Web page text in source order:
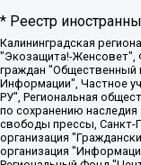
* Реестр
Калининградская региональная общественная организация "Экозащита!-Женсовет", Фонд содействия защите прав и свобод граждан "Общественный вердикт", Фонд "Институт Развития Свободы Информации", Частное учреждение "Информационное агентство МЕМО. РУ", Региональная общественная организация "Общественная комиссия по сохранению наследия академика Сахарова", Фонд поддержки свободы прессы, Санкт-Петербургская общественная правозащитная организация "Гражданский контроль", Межрегиональная общественная организация "Информационно-просветительский центр "Мемориал", Региональный Фонд "Центр Защиты Прав Средств Массовой Информации", с 05.12.2023 Фонд "Центр Защиты Прав Средств массовой информации", Региональная общественная благотворительная организация помощи беженцам и мигрантам "Гражданское содействие", Негосударственное образовательное учреждение дополнительного профессионального образования (повышение квалификации) специалистов "АКАДЕМИЯ ПО ПРАВАМ ЧЕЛОВЕКА", Свердловская региональная общественная организация "Сутяжник", Автономная некоммерческая организация "Центр независимых социологических исследований", Союз общественных объединений "Российский исследовательский центр по правам человека", Региональное общественное учреждение научно-информационный центр "МЕМОРИАЛ", Некоммерческая организация "Фонд защиты гласности", Автономная некоммерческая организация "Институт прав человека", Городская общественная организация "Екатеринбургское общество "МЕМОРИАЛ", Городская общественная организация "Рязанское историко-просветительское и правозащитное общество "Мемориал" (Рязанский Мемориал), Челябинский региональный орган общественной самодеятельности – женское общественное объединение "Женщины Евразии", Челябинский региональный орган общественной самодеятельности "Уральская правозащитная группа", Фонд содействия защите здоровья и социальной справедливости имени Андрея Рылькова, Автономная Некоммерческая Организация "Аналитический Центр Юрия Левады", Автономная некоммерческая организация социальной поддержки населения "Проект Апрель", Региональная общественная организация помощи женщинам и детям, находящимся в кризисной ситуации "Информационно-методический центр "Анна", Фонд содействия развитию массовых коммуникаций и правовому просвещению "Так-так-Так", Фонд содействия устойчивому развитию "Серебряная тайга", Свердловский региональный общественный фонд социальных проектов "Новое время", "Idel.Реалии", Кавказ.Реалии, Крым.Реалии, Телеканал Настоящее Время, Татаро-башкирская служба Радио Свобода (Azatliq Radiosi), Радио Свободная Европа/Радио Свобода (PCE/PC), "Сибирь.Реалии", "Фактограф", Благотворительный фонд помощи осужденным и их семьям, Автономная некоммерческая организация "Институт глобализации и социальных движений", Фонд "В защиту прав заключенных", Частное учреждение "Центр поддержки и содействия развитию средств массовой информации", Пензенский региональный общественный благотворительный фонд "Гражданский союз", "Север.Реалии", Некоммерческая организация Фонд "Правовая инициатива", Общество с ограниченной ответственностью "Радио Свободная Европа/Радио Свобода", Чешское информационное агентство "MEDIUM-ORIENT", Красноярская региональная общественная организация "Мы против СПИДа", Камалягин Денис Николаевич, Маркелов Сергей Евгеньевич, Пономарев Лев Александрович, Савицкая Людмила Алексеевна, Автономная некоммерческая организация "Центр по работе с проблемой насилия "НАСИЛИЮ.НЕТ", Межрегиональный профессиональный союз работников здравоохранения "Альянс врачей", Юридическое лицо, зарегистрированное в Латвийской Республике, SIA "Medusa Project" (регистрационный номер 40103797863, дата регистрации 10.06.2014), Некоммерческая организация "Фонд по борьбе с коррупцией", Автономная некоммерческая организация "Институт права и публичной политики", Баданин Роман Сергеевич, Гликин Максим Александрович, Железнова Мария Михайловна, Лукьянова Юлия Сергеевна, Маетная Елизавета Витальевна, Маняхин Петр Борисович, Чуракова Ольга Владимировна, Ярош Юлия Петровна, Юридическое лицо "The Insider SIA", зарегистрированное в Риге, Латвийская Республика (дата регистрации 26.06.2015), являющееся